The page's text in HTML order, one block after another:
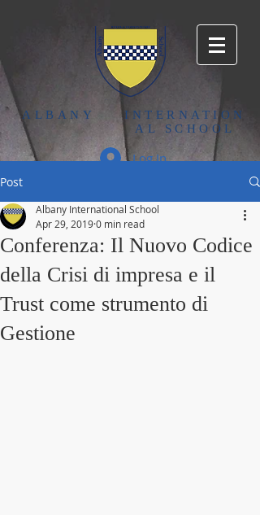
Log In
INTERNATION
AL SCHOOL
ALBANY
Post
Conferenza: Il Nuovo Codice
della Crisi di impresa e il
Trust come strumento di
Gestione
Albany International School
Apr 29, 20190 min read